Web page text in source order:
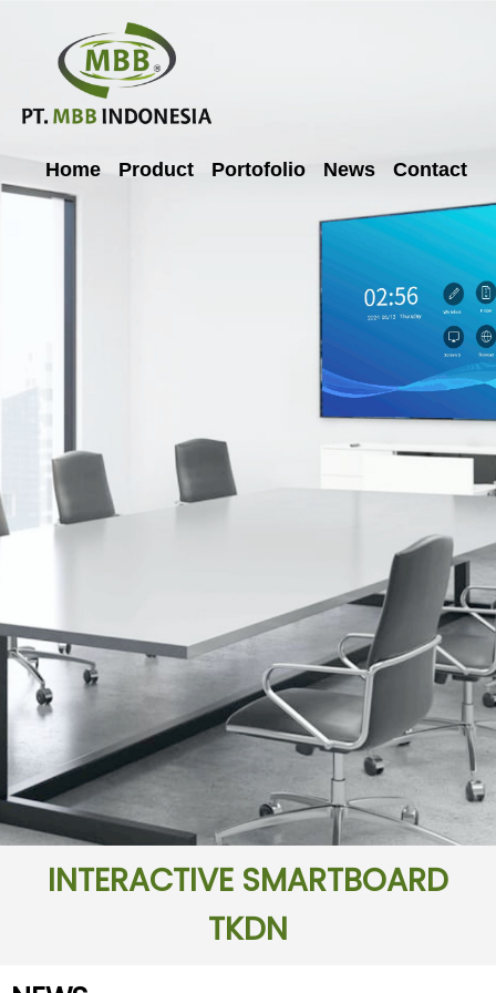
Home Product Portofolio News Contact
INTERACTIVE SMARTBOARD
TKDN